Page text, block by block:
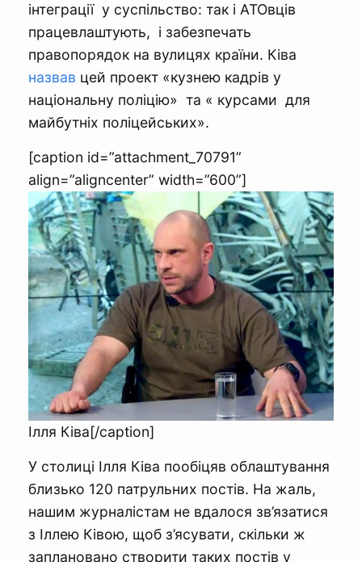
інтеграції у суспільство: так і АТОвців
працевлаштують, і забезпечать
правопорядок на вулицях країни. Ківа
назвав цей проект «кузнею кадрів у
національну поліцію» та « курсами для
майбутніх поліцейських».
[caption id=”attachment_70791”
align=”aligncenter” width=”600”]
Ілля Ківа[/caption]
У столиці Ілля Ківа пообіцяв облаштування
близько 120 патрульних постів. На жаль,
нашим журналістам не вдалося зв’язатися
з Іллею Ківою, щоб з’ясувати, скільки ж
заплановано створити таких постів у